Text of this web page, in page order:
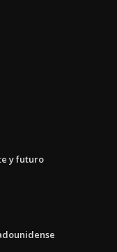
y futuro